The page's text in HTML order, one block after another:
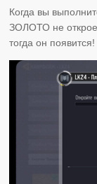
Когда вы
ЗОЛОТО не
тогда он появится!